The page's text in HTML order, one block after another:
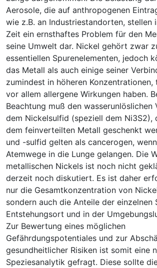
Aerosole, die auf anthropogenen
wie z.B. an Industriestandorten, stellen
Zeit ein ernsthaftes Problem für den
seine Umwelt dar. Nickel gehört zwar
essentiellen Spurenelementen, jedoch
das Metall als auch einige seiner
zumindest in höheren Konzentrationen,
vor allem allergene Wirkungen haben.
Beachtung muß den wasserunlöslichen
dem Nickelsulfid (speziell dem Ni3S2),
dem feinverteilten Metall geschenkt
und -sulfid gelten als cancerogen,
Atemwege in die Lunge gelangen. Die
metallischen Nickels ist noch nicht
derzeit noch diskutiert. Es ist daher
nur die Gesamtkonzentration von
sondern auch die Anteile der einzelnen
Entstehungsort und in der
Zur Bewertung eines möglichen
Gefährdungspotentiales und zur
gesundheitlicher Risiken ist somit eine
Speziesanalytik gefragt. Diese sollte